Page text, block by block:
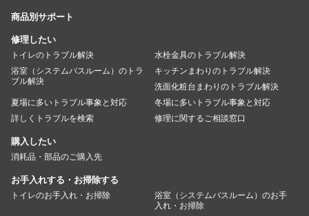
商品別サポート
修理したい
トイレのトラブル解決
水栓金具のトラブル解決
浴室（システムバスルーム）のトラ
ブル解決
キッチンまわりのトラブル解決
洗面化粧台まわりのトラブル解決
夏場に多いトラブル事象と対応
冬場に多いトラブル事象と対応
詳しくトラブルを検索
修理に関するご相談窓口
購入したい
消耗品・部品のご購入先
お手入れする・お掃除する
トイレのお手入れ・お掃除
浴室（システムバスルーム）のお手
入れ・お掃除